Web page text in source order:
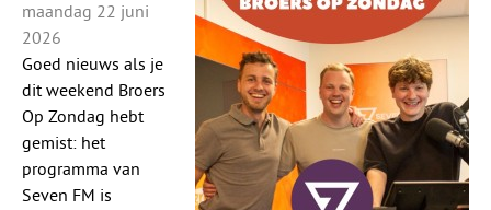
maandag 22 juni
2026
Goed nieuws als je
dit weekend Broers
Op Zondag hebt
gemist: het
programma van
Seven FM is